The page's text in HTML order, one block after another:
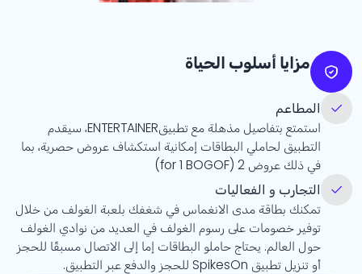
مزايا أسلوب الحياة
المطاعم
استمتع بتفاصيل مذهلة مع تطبيقENTERTAINER، سيقدم
التطبيق لحاملي البطاقات إمكانية استكشاف عروض حصرية، بما
في ذلك عروض 2 (for 1 BOGOF)
التجارب و الفعاليات
تمكنك بطاقة مدى الانغماس في شغفك بلعبة الغولف من خلال
توفير خصومات على رسوم الغولف في العديد من نوادي الغولف
حول العالم. يحتاج حاملو البطاقات إما إلى الاتصال مسبقًا للحجز
أو تنزيل تطبيق SpikesOn للحجز والدفع عبر التطبيق.